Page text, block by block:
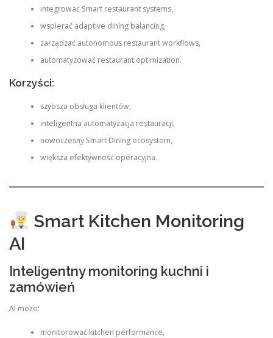
integrować Smart restaurant systems,
wspierać adaptive dining balancing,
zarządzać autonomous restaurant workflows,
automatyzować restaurant optimization.
Korzyści:
szybsza obsługa klientów,
inteligentna automatyzacja restauracji,
nowoczesny Smart Dining ecosystem,
większa efektywność operacyjna.
Smart Kitchen Monitoring
AI
Inteligentny monitoring kuchni i
zamówień
AI może:
monitorować kitchen performance,